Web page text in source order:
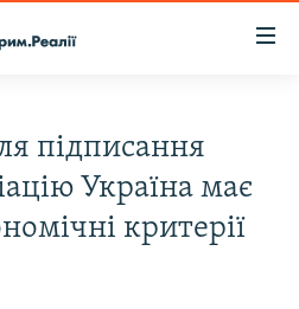
підписання
Україна має
критерії